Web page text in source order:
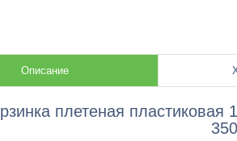
Описание
плетеная